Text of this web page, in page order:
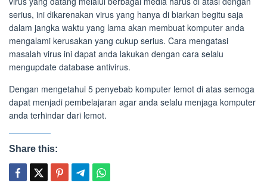
serius, ini dikarenakan virus yang hanya di biarkan begitu saja
dalam jangka waktu yang lama akan membuat komputer anda
mengalami kerusakan yang cukup serius. Cara mengatasi
masalah virus ini dapat anda lakukan dengan cara selalu
mengupdate database antivirus.
Dengan mengetahui 5 penyebab komputer lemot di atas semoga
dapat menjadi pembelajaran agar anda selalu menjaga komputer
anda terhindar dari lemot.
Share this: